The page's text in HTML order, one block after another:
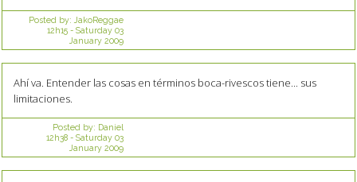
Posted by: JakoReggae
12h15- Saturday 03
January 2009
Ahí va. Entender las cosas en términos boca-rivescos tiene... sus
limitaciones.
Posted by: Daniel
12h38- Saturday 03
January 2009